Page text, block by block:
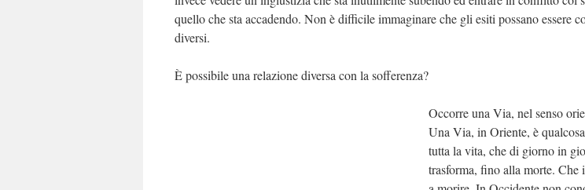
quello che sta accadendo. Non è difficile immaginare che gli esiti possano essere
diversi.
È possibile una relazione diversa con la sofferenza?
Occorre una Via, nel senso
Una Via, in Oriente, è
tutta la vita, che di giorno in
trasforma, fino alla morte. Che